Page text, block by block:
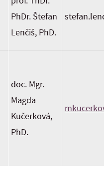
PhDr. Štefan
Lenčiš, PhD.
doc. Mgr.
Magda
Kučerková,
PhD.